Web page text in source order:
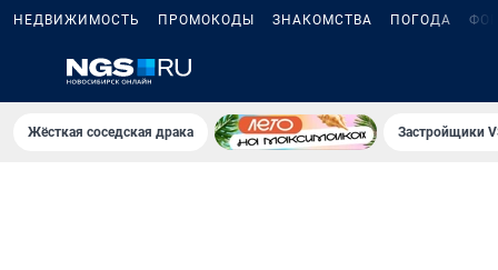
НЕДВИЖИМОСТЬ ПРОМОКОДЫ ЗНАКОМСТВА ПОГОДА
Жёсткая соседская драка Застройщики